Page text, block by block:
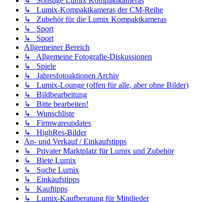
↳ Lumix-Kompaktkameras der CM-Reihe
↳ Zubehör für die Lumix Kompaktkameras
↳ Sport
↳ Sport
Allgemeiner Bereich
↳ Allgemeine Fotografie-Diskussionen
↳ Spiele
↳ Jahresfotoaktionen Archiv
↳ Lumix-Lounge (offen für alle, aber ohne Bilder)
↳ Bildbearbeitung
↳ Bitte bearbeiten!
↳ Wunschliste
↳ Firmwareupdates
↳ HighRes-Bilder
An- und Verkauf / Einkaufstipps
↳ Privater Marktplatz für Lumix und Zubehör
↳ Biete Lumix
↳ Suche Lumix
↳ Einkaufstipps
↳ Kauftipps
↳ Lumix-Kaufberatung für Mitglieder